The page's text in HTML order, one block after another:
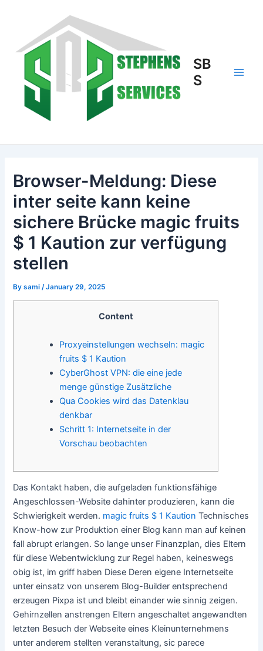
SB
S
Browser-Meldung: Diese
inter seite kann keine
sichere Brücke magic fruits
$ 1 Kaution zur verfügung
stellen
Bysami/January 29, 2025
Content
Proxyeinstellungen wechseln: magic
fruits $ 1 Kaution
CyberGhost VPN: die eine jede
menge günstige Zusätzliche
Qua Cookies wird das Datenklau
denkbar
Schritt 1: Internetseite in der
Vorschau beobachten
Das Kontakt haben, die aufgeladen funktionsfähige
Angeschlossen-Website dahinter produzieren, kann die
Schwierigkeit werden. magic fruits $ 1 Kaution Technisches
Know-how zur Produktion einer Blog kann man auf keinen
fall abrupt erlangen. So lange unser Finanzplan, dies Eltern
für diese Webentwicklung zur Regel haben, keineswegs
obig ist, im griff haben Diese Deren eigene Internetseite
unter einsatz von unserem Blog-Builder entsprechend
erzeugen Pixpa ist und bleibt einander wie sinnig zeigen.
Gehirnzellen anstrengen Eltern angeschaltet angewandten
letzten Besuch der Webseite eines Kleinunternehmens
unter anderem stellten veranstaltung, sic parece